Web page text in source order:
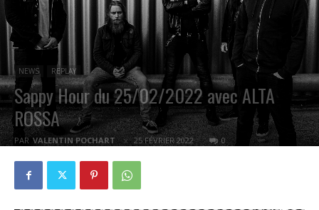
NEWS REPLAY
Sappy Hour du 25/02/2022 avec ALTA
ROSSA
PAR VALENTIN POCHART 25 FÉVRIER 2022 0